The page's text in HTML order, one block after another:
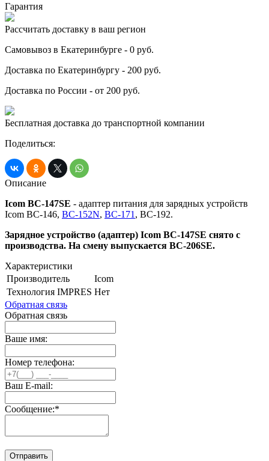
Гарантия
Рассчитать доставку в ваш регион
Самовывоз в Екатеринбурге - 0 руб.
Доставка по Екатеринбургу - 200 руб.
Доставка по России - от 200 руб.
Бесплатная доставка до транспортной компании
Поделиться:
Описание
Icom BC-147SE - адаптер питания для зарядных устройств
Icom BC-146, BC-152N, BC-171 , BC-192.
Зарядное устройство (адаптер) Icom BC-147SE снято с
производства. На смену выпускается BC-206SE.
Характеристики
Производитель
Icom
Технология IMPRES Нет
Обратная связь
Обратная связь
Ваше имя:
Номер телефона:
Ваш E-mail:
Сообщение:*
Отправить